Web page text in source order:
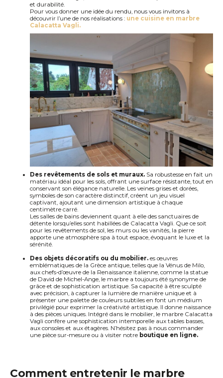
et durabilité.
Pour vous donner une idée du rendu, nous vous invitons à
découvrir l’une de nos réalisations : une cuisine en marbre
Calacatta Vagli.
Des revêtements de sols et muraux. Sa robustesse en fait un
matériau idéal pour les sols, offrant une surface résistante, tout en
conservant son élégance naturelle. Les veines grises et dorées,
symboles de son caractère distinctif, créent un jeu visuel
captivant, ajoutant une dimension artistique à chaque
centimètre carré.
Les salles de bains deviennent quant à elle des sanctuaires de
détente lorsqu’elles sont habillées de Calacatta Vagli . Que ce soit
pour les revêtements de sol, les murs ou les vanités, la pierre
apporte une atmosphère spa à tout espace, évoquant le luxe et la
sérénité.
Des objets décoratifs ou du mobilier. es œuvres
emblématiques de la Grèce antique, telles que la Vénus de Milo,
aux chefs-d’œuvre de la Renaissance italienne, comme la statue
de David de Michel-Ange, le marbre a toujours été synonyme de
grâce et de sophistication artistique. Sa capacité à être sculpté
avec précision, à capturer la lumière de manière unique et à
présenter une palette de couleurs subtiles en font un médium
privilégié pour exprimer la créativité artistique. Il donne naissance
à des pièces uniques. Intégré dans le mobilier, le marbre Calacatta
Vagli confère une sophistication intemporelle aux tables basses,
aux consoles et aux étagères. N’hésitez pas à nous commander
une pièce sur-mesure ou à visiter notre boutique en ligne.
Comment entretenir le marbre